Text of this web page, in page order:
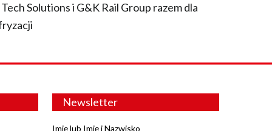
Tech Solutions i G&K Rail Group razem dla
Newsletter
Imię lub Imię i Nazwisko